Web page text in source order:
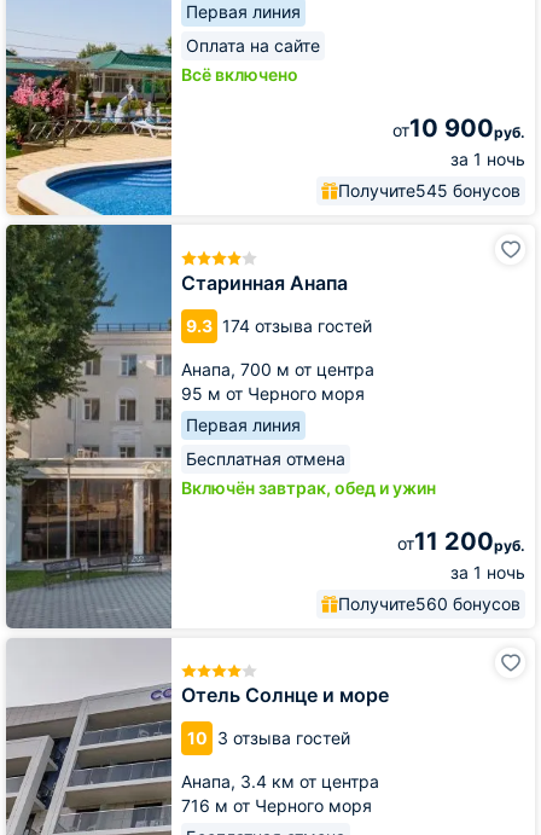
Первая линия
Оплата на сайте
Всё включено
от10 900руб.
за 1 ночь
Получите545 бонусов
Старинная Анапа
9.3 174 отзыва гостей
Анапа, 700 м от центра
95 м от Черного моря
Первая линия
Бесплатная отмена
Включён завтрак, обед и ужин
от11 200руб.
за 1 ночь
Получите560 бонусов
Старинная
Анапа
Отель Солнце и море
10 3 отзыва гостей
Анапа, 3.4 км от центра
716 м от Черного моря
Отель
море